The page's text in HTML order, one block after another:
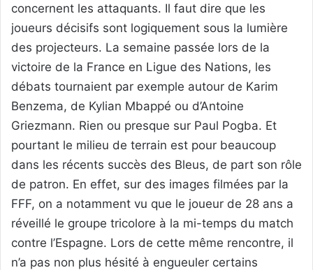
concernent les attaquants. Il faut dire que les
joueurs décisifs sont logiquement sous la lumière
des projecteurs. La semaine passée lors de la
victoire de la France en Ligue des Nations, les
débats tournaient par exemple autour de Karim
Benzema, de Kylian Mbappé ou d’Antoine
Griezmann. Rien ou presque sur Paul Pogba. Et
pourtant le milieu de terrain est pour beaucoup
dans les récents succès des Bleus, de part son rôle
de patron. En effet, sur des images filmées par la
FFF, on a notamment vu que le joueur de 28 ans a
réveillé le groupe tricolore à la mi-temps du match
contre l’Espagne. Lors de cette même rencontre, il
n’a pas non plus hésité à engueuler certains